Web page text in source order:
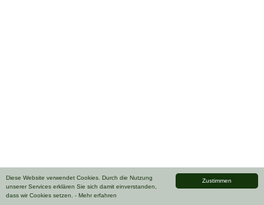
Zustimmen
Diese Website verwendet Cookies. Durch die Nutzung
unserer Services erklären Sie sich damit einverstanden,
dass wir Cookies setzen. - Mehr erfahren